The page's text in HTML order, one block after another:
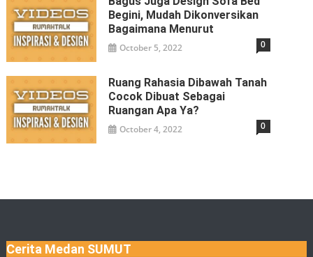
Begini, Mudah Dikonversikan
Bagaimana Menurut
October 5, 2022 0
Ruang Rahasia Dibawah Tanah
Cocok Dibuat Sebagai
Ruangan Apa Ya?
October 4, 2022 0
Cerita Medan SUMUT